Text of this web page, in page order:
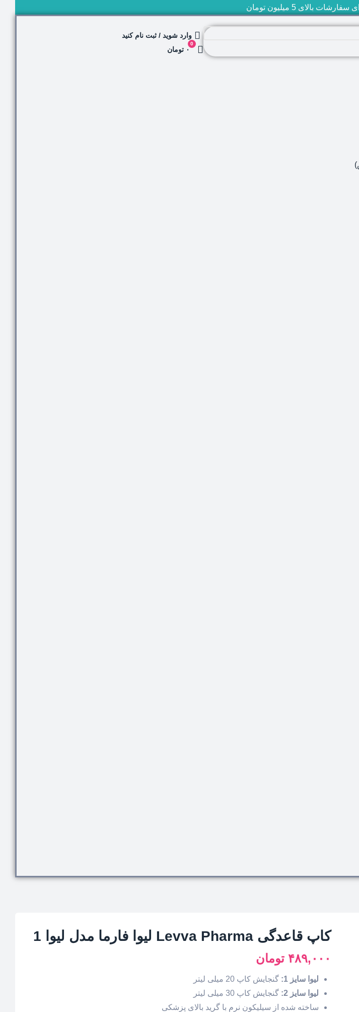
بالای 5 میلیون تومان
وارد شوید / ثبت نام کنید
0
۰ تومان
کاپ قاعدگی Levva Pharma لیوا فارما مدل لیوا 1
۴۸۹,۰۰۰ تومان
لیوا سایز 1:
گنجایش کاپ 20 میلی لیتر
لیوا سایز 2:
گنجایش کاپ 30 میلی لیتر
ساخته شده از سیلیکون نرم با گرید بالای پزشکی